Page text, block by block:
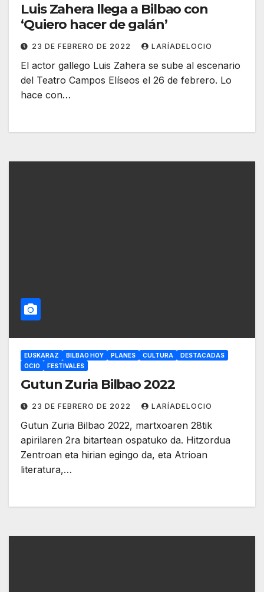
Luis Zahera llega a Bilbao con
‘Quiero hacer de galán’
23 DE FEBRERO DE 2022 LARÍADELOCIO
El actor gallego Luis Zahera se sube al escenario
del Teatro Campos Elíseos el 26 de febrero. Lo
hace con…
EUSKARAZ BILBAO HOY PLANES CULTURA
DESTACADAS
OCIO
FESTIVALES
Gutun Zuria Bilbao 2022
23 DE FEBRERO DE 2022 LARÍADELOCIO
Gutun Zuria Bilbao 2022, martxoaren 28tik
apirilaren 2ra bitartean ospatuko da. Hitzordua
Zentroan eta hirian egingo da, eta Atrioan
literatura,…